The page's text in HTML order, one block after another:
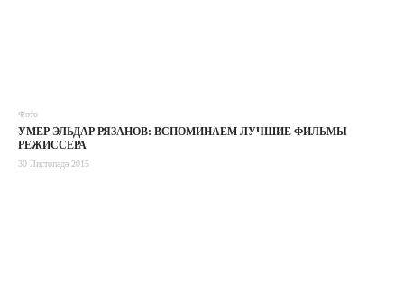
Фото
УМЕР ЭЛЬДАР РЯЗАНОВ: ВСПОМИНАЕМ ЛУЧШИЕ ФИЛЬМЫ
РЕЖИССЕРА
30 Листопада 2015